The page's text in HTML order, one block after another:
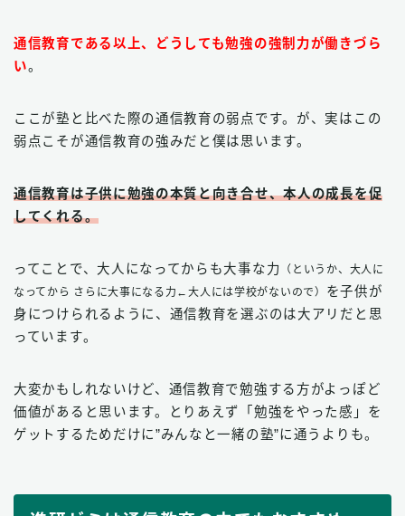
通信教育である以上、どうしても勉強の強制力が働きづら
い。
ここが塾と比べた際の通信教育の弱点です。が、実はこの
弱点こそが通信教育の強みだと僕は思います。
通信教育は子供に勉強の本質と向き合せ、本人の成長を促
してくれる。
ってことで、大人になってからも大事な力
（というか、大人に
なってから さらに大事になる力←大人には学校がないので） を子供が
身につけられるように、通信教育を選ぶのは大アリだと思
っています。
大変かもしれないけど、通信教育で勉強する方がよっぽど
価値があると思います。とりあえず「勉強をやった感」を
ゲットするためだけに”みんなと一緒の塾”に通うよりも。